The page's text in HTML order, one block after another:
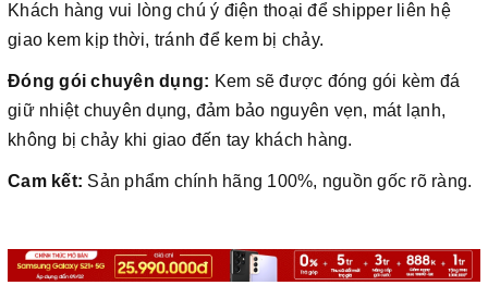
Khách hàng vui lòng chú ý điện thoại để shipper liên hệ
giao kem kịp thời, tránh để kem bị chảy.
Đóng gói chuyên dụng: Kem sẽ được đóng gói kèm đá
giữ nhiệt chuyên dụng, đảm bảo nguyên vẹn, mát lạnh,
không bị chảy khi giao đến tay khách hàng.
Cam kết: Sản phẩm chính hãng 100%, nguồn gốc rõ ràng.